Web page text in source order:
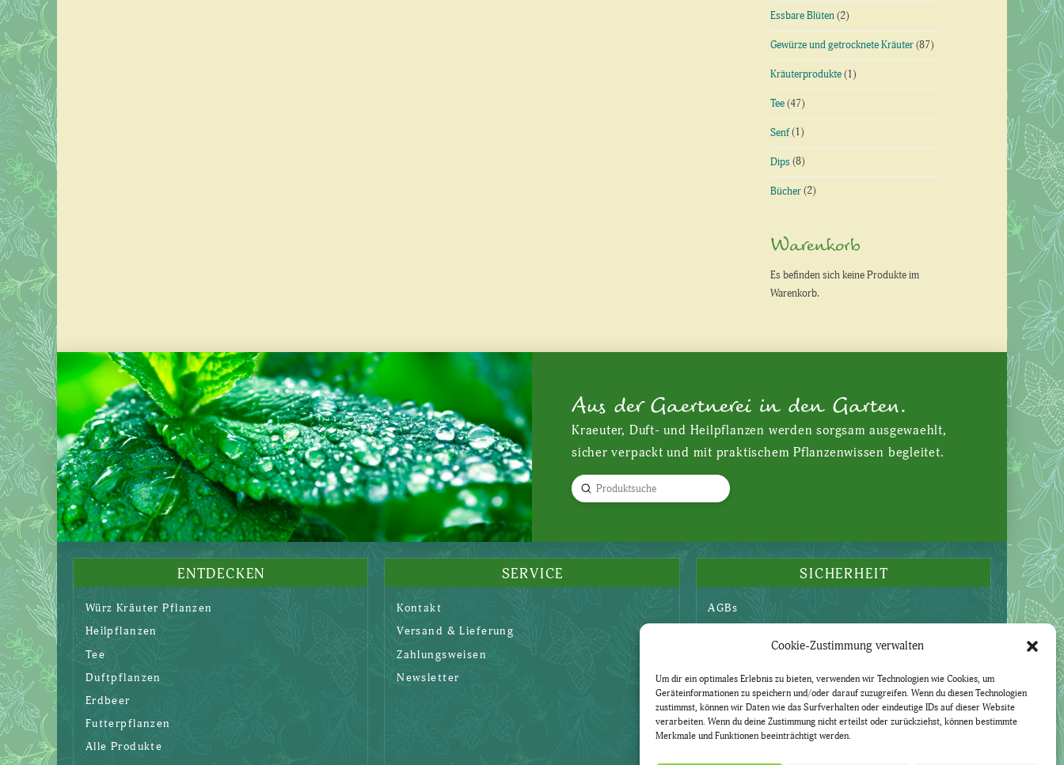
Cookie-Zustimmung verwalten
Um dir ein optimales Erlebnis zu bieten, verwenden wir Technologien wie Cookies, um
Geräteinformationen zu speichern und/oder darauf zuzugreifen. Wenn du diesen Technologien
zustimmst, können wir Daten wie das Surfverhalten oder eindeutige IDs auf dieser Website
verarbeiten. Wenn du deine Zustimmung nicht erteilst oder zurückziehst, können bestimmte
Merkmale und Funktionen beeinträchtigt werden.
Essbare Blüten (2)
Gewürze und getrocknete Kräuter (87)
Kräuterprodukte (1)
Tee (47)
Senf(1)
Dips (8)
Bücher (2)
Warenkorb
Es befinden sich keine Produkte im
Warenkorb.
Aus der Gaertnerei in den Garten.
Kraeuter, Duft- und Heilpflanzen werden sorgsam ausgewaehlt,
sicher verpackt und mit praktischem Pflanzenwissen begleitet.
Search
Submit
ENTDECKEN
Würz Kräuter Pflanzen
Heilpflanzen
Tee
Duftpflanzen
Erdbeer
Futterpflanzen
Alle Produkte
SERVICE
Kontakt
Versand & Lieferung
Zahlungsweisen
Newsletter
SICHERHEIT
AGBs
Impressum